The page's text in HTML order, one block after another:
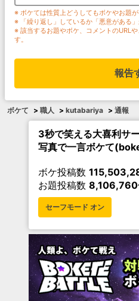
※ ボケては性質上どうしてもボケやお題
※ 「繰り返し」しているか「悪意がある」
※ 該当するお題やボケ、コメントのURL
す。
報告
ボケて > 職人 > kutabariya > 通報
3秒で笑える大喜利サ
写真で一言ボケて
ボケ投稿数
お題投稿数 8,106,760
セーフモード オン